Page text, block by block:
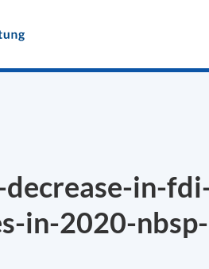
decrease-in-
in-2020-nbsp-